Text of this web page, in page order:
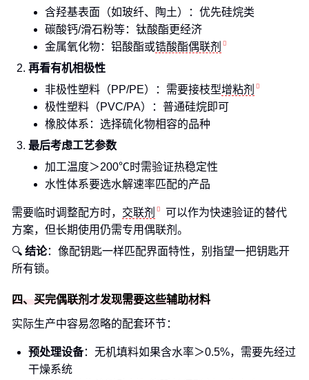
含羟基表面（如玻纤、陶土）：优先硅烷类
碳酸钙/滑石粉等：钛酸酯更经济
金属氧化物：铝酸酯或锆酸酯偶联剂
再看有机相极性
非极性塑料（PP/PE）：需要接枝型增粘剂
极性塑料（PVC/PA）：普通硅烷即可
橡胶体系：选择硫化物相容的品种
最后考虑工艺参数
加工温度＞200℃时需验证热稳定性
水性体系要选水解速率匹配的产品
需要临时调整配方时， 交联剂
可以作为快速验证的替代
方案，但长期使用仍需专用偶联剂。
🔍 结论：像配钥匙一样匹配界面特性，别指望一把钥匙开
所有锁。
四、买完偶联剂才发现需要这些辅助材料
实际生产中容易忽略的配套环节：
预处理设备：无机填料如果含水率＞0.5%，需要先经过
干燥系统